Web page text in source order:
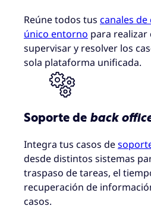
Reúne todos tus canales
único entorno para realizar
supervisar y resolver los
sola plataforma unificada.
Soporte de back
Integra tus casos de
desde distintos sistemas
traspaso de tareas, el
recuperación de
casos.